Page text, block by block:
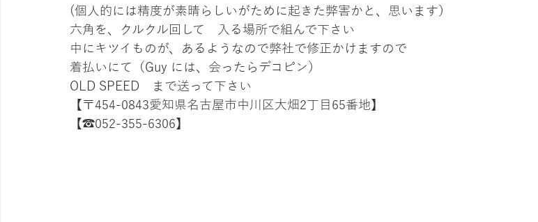
(個人的には精度が素晴らしいがために起きた弊害かと、思います）
六角を、クルクル回して　入る場所で組んで下さい
中にキツイものが、あるようなので弊社で修正かけますので
着払いにて（Guy には、会ったらデコピン）
OLD SPEED　まで送って下さい
【〒454-0843愛知県名古屋市中川区大畑2丁目65番地】
【☎052-355-6306】